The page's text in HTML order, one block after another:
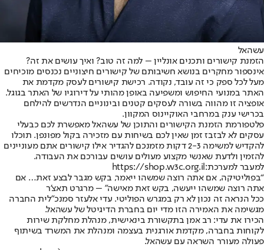
עשהאל
הזמנת קישורים ותכנים אונליין – למה זה טוב? ואיך עושים את זה?
אינספור מחקרים בנושא חשיבותם של קישורים חיצוניים נכנסים מוכיחים
מעל לכל ספק כי זה עובד, נקודה. רכישת קישורים לעסק מקדמת את
האתר במנועי החיפוש ומשפיעה באופן מהותי על דירוגיו של האתר בגוגל.
אופציה זו מהווה בשורה לעסקים קטנים ובינוניים הנדרשים להילחם
בכרישי ענק במרחבי האוקיינוס המקוון.
פלטפורמת הזמנת הקישורים והתוכן של עשהאל מאפשרת לכם כבעלי
עסקים לא לבזבז זמן שאין לכם בשיחות עם מזכירה בקול מפונפן. תוכלו
להקדיש למשימה 2-3 דקות מזמנכם להגדיר אילו קישורים אתם מעוניינים
להזמין ולדעת שאנשי מקצוע מעולים עושים עבורכם את העבודה.
למעבר למערכת: https://shop.w3c.org.il
“בפוליטיקה, אם אתה רוצה שמשהו ייאמר, בקש מגבר לבצע זאת… אם
אתה רוצה שמשהו ייעשה, בקש זאת מאישה” – מרגרט תאצ’ר
ככל הנראה זה נכון לא רק במגרש הפוליטי. עדי אלעזר סמנכ”לית החברה
מגשימה את האמירה הזו מדי יום בחברת הדיגיטל של עשהאל.
הכירו את עדי: רב אמן בתקשורת בינאישית, מנהלת מחלקת שירות
לקוחות בחברה, מקדמת אורגנית בעצמה ומנהלת את המשרד בשיתוף
פעולה מעורר השראה עם עשהאל.